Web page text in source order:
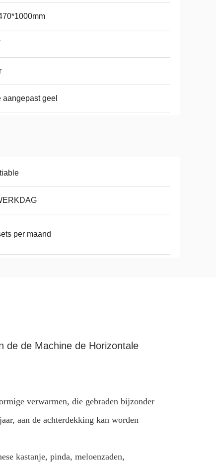
aangepast geel
per maand
de de Machine de Horizontale
verwarmen, die gebraden bijzonder
aan de achterdekking kan worden
kastanje, pinda, meloenzaden,